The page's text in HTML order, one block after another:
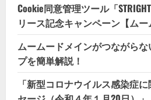
Cookie同意管理ツール「
リース記念キャンペーン【ムー
ムームードメインがつながら
プを簡単解説！
「新型コロナウイルス感染症